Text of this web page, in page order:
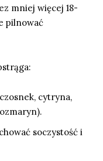
mniej więcej 18-
pilnować
cytryna,
soczystość i